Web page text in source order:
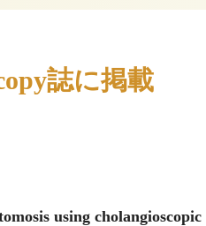
誌に掲載
using cholangioscopic